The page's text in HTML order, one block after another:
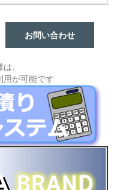
お問い合わせ
、
用が可能です